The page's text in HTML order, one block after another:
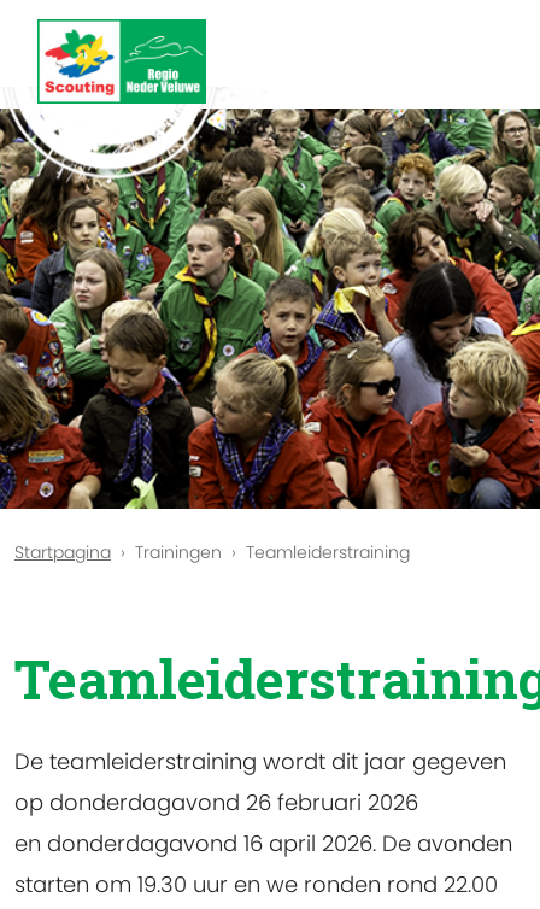
Startpagina Trainingen Teamleiderstraining
De teamleiderstraining wordt dit jaar gegeven
op donderdagavond 26 februari 2026
en donderdagavond 16 april 2026. De avonden
starten om 19.30 uur en we ronden rond 22.00